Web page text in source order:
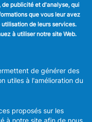
confidentialité
publicité et d'analyse, qui
que vous leur avez
de leurs services.
à utiliser notre site Web.
de générer des
utiles à l'amélioration du
proposés sur les
à notre site afin de nous